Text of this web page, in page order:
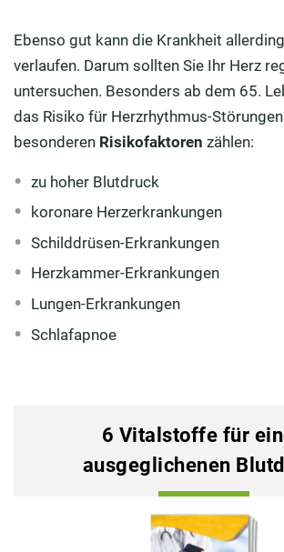
Ebenso gut kann die Krankheit
verlaufen. Darum sollten Sie Ihr Herz
untersuchen. Besonders ab dem 65.
das Risiko für Herzrhythmus-
besonderen Risikofaktoren zählen:
zu hoher Blutdruck
koronare Herzerkrankungen
Schilddrüsen-Erkrankungen
Herzkammer-Erkrankungen
Lungen-Erkrankungen
Schlafapnoe